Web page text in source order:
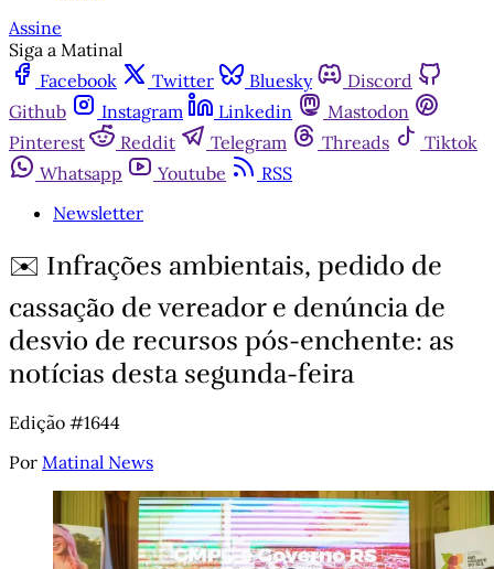
Assine
Siga a Matinal
Facebook
Twitter Bluesky
Discord
Github
Instagram Linkedin
Mastodon
Pinterest
Reddit Telegram Threads
Tiktok
Whatsapp
Youtube
RSS
Newsletter
✉️ Infrações ambientais, pedido de
cassação de vereador e denúncia de
desvio de recursos pós-enchente: as
notícias desta segunda-feira
Edição #1644
Por Matinal News